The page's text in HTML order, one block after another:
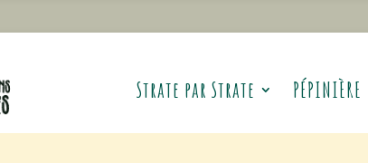
Strate par Strate PÉPINIÈRE